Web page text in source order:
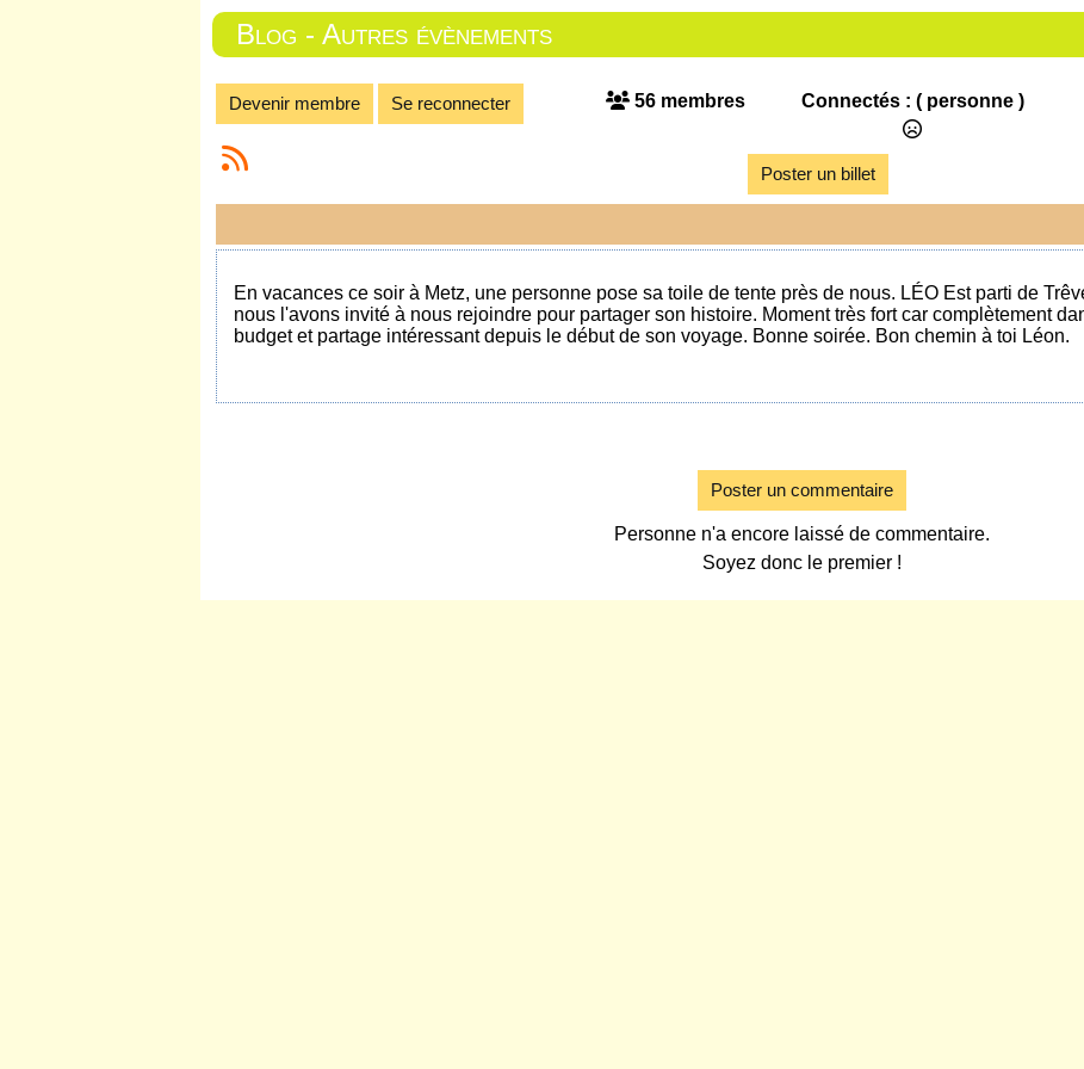
Blog - Autres évènements
Devenir membre Se reconnecter 56 membres Connectés : ( personne )
Poster un billet
En vacances ce soir à Metz, une personne pose sa toile de tente près de nous. LÉO Est parti de
nous l'avons invité à nous rejoindre pour partager son histoire. Moment très fort car complètement
budget et partage intéressant depuis le début de son voyage. Bonne soirée. Bon chemin à toi Léon.
Poster un commentaire
Personne n'a encore laissé de commentaire.
Soyez donc le premier !